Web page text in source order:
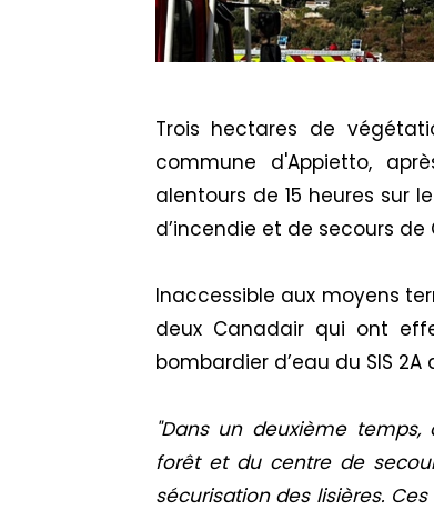
Trois hectares de
commune d'Appietto,
alentours de 15 heures sur
d’incendie et de secours de
Inaccessible aux moyens
deux Canadair qui ont
bombardier d’eau du SIS
"Dans un deuxième
forêt et du centre de
sécurisation des lisières.